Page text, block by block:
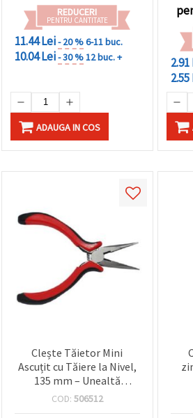
REDUCERI
PENTRU CANTITATE
11.44 Lei- 20 %6-11 buc.
10.04 Lei- 30 %12 buc. +
ADAUGA IN COS
Clește Tăietor Mini
Ascuțit cu Tăiere la Nivel,
135 mm – Unealtă
Manuală Practică pentru
COD: 506512